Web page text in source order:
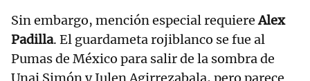
Sin embargo, mención especial requiereAlex
Padilla. El guardameta rojiblanco se fue al
Pumas de México para salir de la sombra de
Unai Simón y Julen Agirrezabala, pero parece